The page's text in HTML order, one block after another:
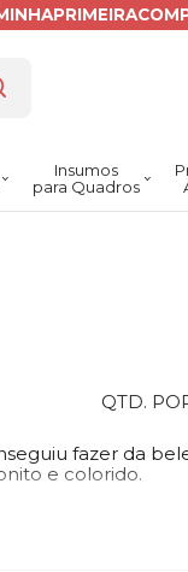
Insumos
para Quadros
QTD.
fazer da
e colorido.